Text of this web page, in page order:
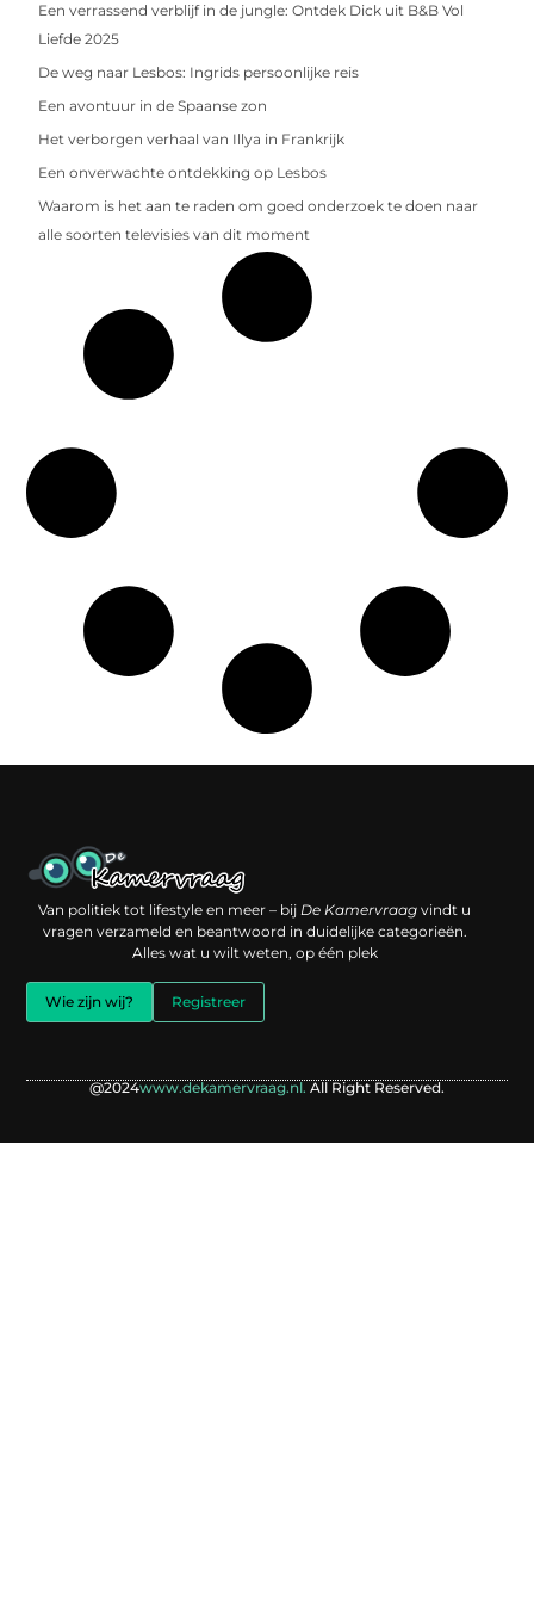
Een verrassend verblijf in de jungle: Ontdek Dick uit B&B Vol
Liefde 2025
De weg naar Lesbos: Ingrids persoonlijke reis
Een avontuur in de Spaanse zon
Het verborgen verhaal van Illya in Frankrijk
Een onverwachte ontdekking op Lesbos
Waarom is het aan te raden om goed onderzoek te doen naar
alle soorten televisies van dit moment
Van politiek tot lifestyle en meer – bijDe Kamervraag vindt u
vragen verzameld en beantwoord in duidelijke categorieën.
Alles wat u wilt weten, op één plek
Wie zijn wij? Registreer
@2024www.dekamervraag.nl. All Right Reserved.